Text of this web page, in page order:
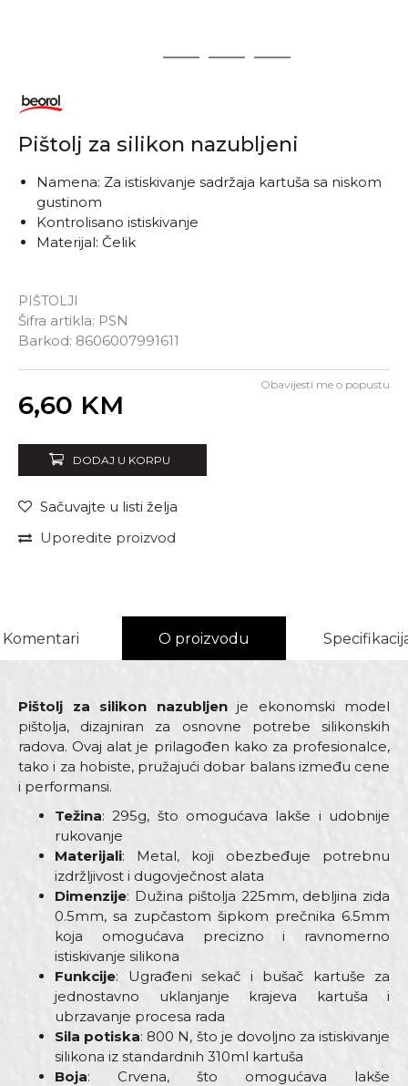
2 3 4
Pištolj za silikon nazubljeni
PIŠTOLJI
Šifra artikla: PSN
Barkod: 8606007991611
Namena: Za istiskivanje sadržaja kartuša sa niskom
gustinom
Kontrolisano istiskivanje
Materijal: Čelik
6,60 KM
Obavijesti me o popustu
DODAJ U KORPU
Sačuvajte u listi želja
Uporedite proizvod
Komentari O proizvodu
Pištolj za silikon nazubljenje ekonomski model
pištolja, dizajniran za osnovne potrebe silikonskih
radova. Ovaj alat je prilagođen kako za profesionalce,
tako i za hobiste, pružajući dobar balans između cene
i performansi.
Težina: 295g, što omogućava lakše i udobnije
rukovanje
Materijali: Metal, koji obezbeđuje potrebnu
izdržljivost i dugovječnost alata
Dimenzije: Dužina pištolja 225mm, debljina zida
0.5mm, sa zupčastom šipkom prečnika 6.5mm
koja omogućava precizno i ravnomerno
istiskivanje silikona
Funkcije: Ugrađeni sekač i bušač kartuše za
jednostavno uklanjanje krajeva kartuša i
ubrzavanje procesa rada
Sila potiska: 800 N, što je dovoljno za istiskivanje
silikona iz standardnih 310ml kartuša
Boja: Crvena, što omogućava lakše